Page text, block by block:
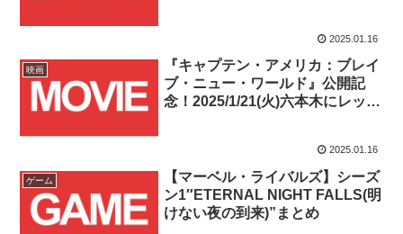
2025.01.16
映画
『キャプテン・アメリカ：ブレイ
ブ・ニュー・ワールド』公開記
念！2025/1/21(火)六本木にレッド
2025.01.16
ゲーム
【マーベル・ライバルズ】シーズ
ン1″ETERNAL NIGHT FALLS(明
けない夜の到来)”まとめ